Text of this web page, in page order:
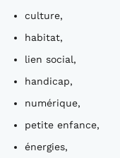
culture,
habitat,
lien social,
handicap,
numérique,
petite enfance,
énergies,